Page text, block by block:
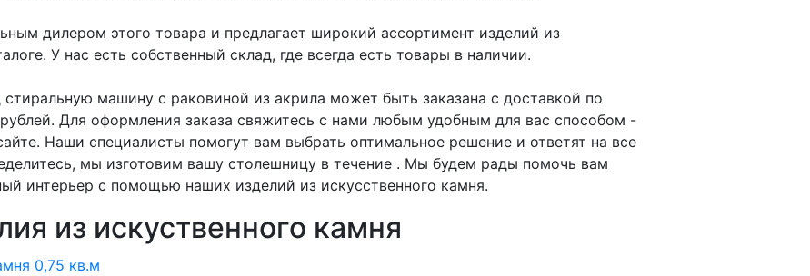
дилером этого товара и предлагает широкий ассортимент изделий из
У нас есть собственный склад, где всегда есть товары в наличии.
машину с раковиной из акрила может быть заказана с доставкой по
Для оформления заказа свяжитесь с нами любым удобным для вас способом -
Наши специалисты помогут вам выбрать оптимальное решение и ответят на все
мы изготовим вашу столешницу в течение . Мы будем рады помочь вам
интерьер с помощью наших изделий из искусственного камня.
из искуственного камня